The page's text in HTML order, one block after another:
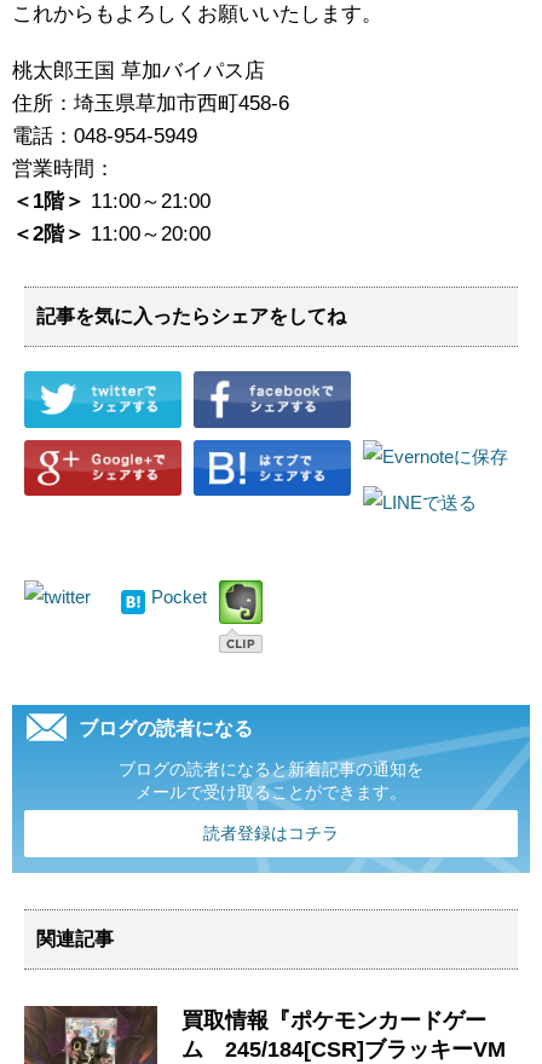
これからもよろしくお願いいたします。
桃太郎王国 草加バイパス店
住所：埼玉県草加市西町458‐6
電話：048-954-5949
営業時間：
＜1階＞ 11:00～21:00
＜2階＞ 11:00～20:00
記事を気に入ったらシェアをしてね
Pocket
ブログの読者になる
ブログの読者になると新着記事の通知を
メールで受け取ることができます。
読者登録はコチラ
関連記事
買取情報『ポケモンカードゲー
ム 245/184[CSR]ブラッキーVM